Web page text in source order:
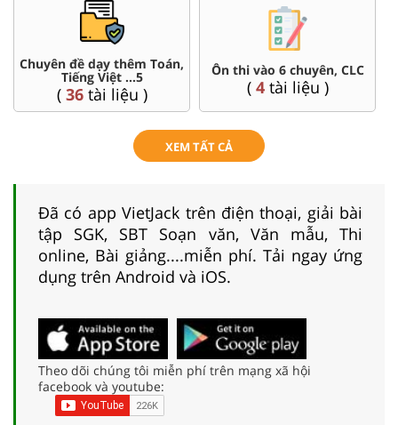
Chuyên đề dạy thêm Toán,
Tiếng Việt ...5
( 36tài liệu )
Ôn thi vào 6 chuyên, CLC
( 4tài liệu )
XEM TẤT CẢ
Đã có app VietJack trên điện thoại, giải bài
tập SGK, SBT Soạn văn, Văn mẫu, Thi
online, Bài giảng....miễn phí. Tải ngay ứng
dụng trên Android và iOS.
Theo dõi chúng tôi miễn phí trên mạng xã hội
facebook và youtube: